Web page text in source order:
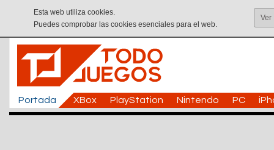
Esta web utiliza cookies.
Puedes comprobar las cookies esenciales para el web.
Ver
Portada XBox PlayStation Nintendo PC